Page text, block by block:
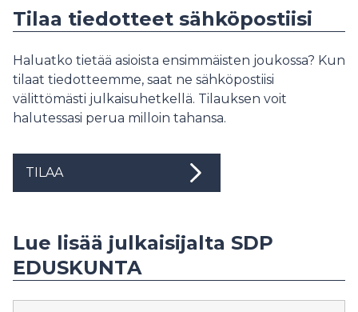
Tilaa tiedotteet sähköpostiisi
Haluatko tietää asioista ensimmäisten joukossa? Kun
tilaat tiedotteemme, saat ne sähköpostiisi
välittömästi julkaisuhetkellä. Tilauksen voit
halutessasi perua milloin tahansa.
TILAA
Lue lisää julkaisijalta SDP
EDUSKUNTA